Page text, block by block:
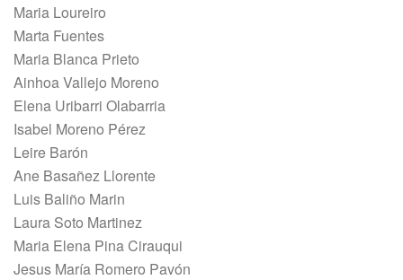
Maria Loureiro
Marta Fuentes
Maria Blanca Prieto
Ainhoa Vallejo Moreno
Elena Uribarri Olabarria
Isabel Moreno Pérez
Leire Barón
Ane Basañez Llorente
Luis Baliño Marin
Laura Soto Martinez
Maria Elena Pina Cirauqui
Jesus María Romero Pavón